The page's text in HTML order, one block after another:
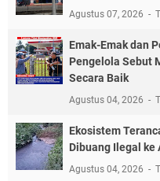
Agustus 07, 2026
Emak-Emak dan
Pengelola Sebut
Secara Baik
Agustus 04, 2026
Ekosistem
Dibuang Ilegal ke
Agustus 04, 2026